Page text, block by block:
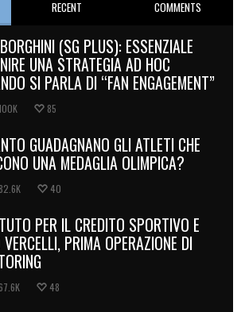
RECENT COMMENTS
(SG PLUS): ESSENZIALE
UNA STRATEGIA AD HOC
SI PARLA DI “FAN ENGAGEMENT”
85
GUADAGNANO GLI ATLETI CHE
UNA MEDAGLIA OLIMPICA?
82.6K 40
PER IL CREDITO SPORTIVO E
PRIMA OPERAZIONE DI
67.6K 48